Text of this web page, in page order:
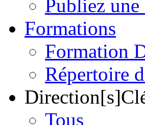
Publiez
Formations
Formation
Répertoire
Tous